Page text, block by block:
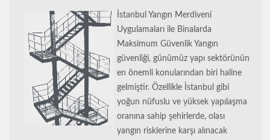
İstanbul Yangın Merdiveni
Uygulamaları ile Binalarda
Maksimum Güvenlik Yangın
güvenliği, günümüz yapı sektörünün
en önemli konularından biri haline
gelmiştir. Özellikle İstanbul gibi
yoğun nüfuslu ve yüksek yapılaşma
oranına sahip şehirlerde, olası
yangın risklerine karşı alınacak